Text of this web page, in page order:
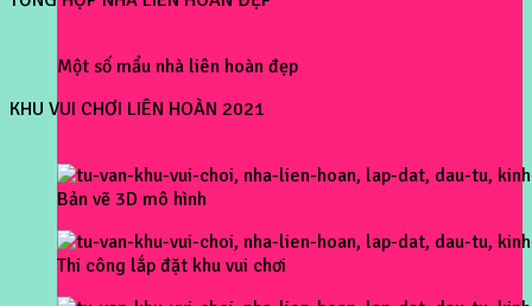
Một số mẩu nhà liên hoàn đẹp
KHU VUI CHƠI LIÊN HOÀN 2021
Bản vẽ 3D mô hình
Thi công lắp đặt khu vui chơi